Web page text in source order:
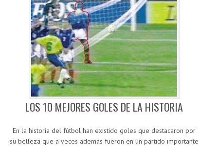
LOS 10 MEJORES GOLES DE LA HISTORIA
En la historia del fútbol han existido goles que destacaron por
su belleza que a veces además fueron en un partido importante